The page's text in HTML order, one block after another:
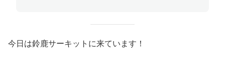
今日は鈴鹿サーキットに来ています！